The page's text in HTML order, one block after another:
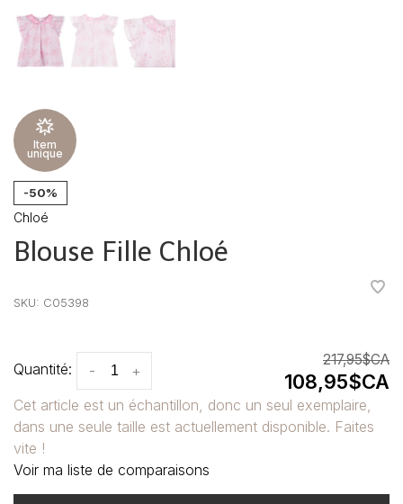
Item
unique
-50%
Chloé
Blouse Fille Chloé
SKU: C05398
Quantité: +
-
217,95$CA
108,95$CA
Cet article est un échantillon, donc un seul exemplaire,
dans une seule taille est actuellement disponible. Faites
vite !
Voir ma liste de comparaisons